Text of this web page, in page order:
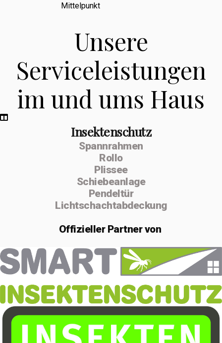
Mittelpunkt
Unsere
Serviceleistungen
im und ums Haus
Insektenschutz
Spannrahmen
Rollo
Plissee
Schiebeanlage
Pendeltür
Lichtschachtabdeckung
OffiziellerPartner von